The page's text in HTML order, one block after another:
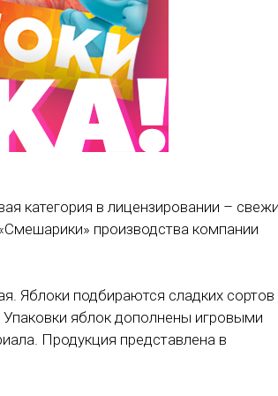
категория в лицензировании –
производства компании
Яблоки подбираются сладких сортов
яблок дополнены игровыми
Продукция представлена в